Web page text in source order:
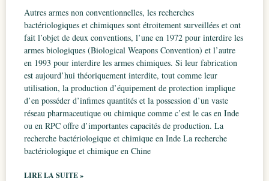
Autres armes non conventionnelles, les recherches
bactériologiques et chimiques sont étroitement surveillées et ont
fait l’objet de deux conventions, l’une en 1972 pour interdire les
armes biologiques (Biological Weapons Convention) et l’autre
en 1993 pour interdire les armes chimiques. Si leur fabrication
est aujourd’hui théoriquement interdite, tout comme leur
utilisation, la production d’équipement de protection implique
d’en posséder d’infimes quantités et la possession d’un vaste
réseau pharmaceutique ou chimique comme c’est le cas en Inde
ou en RPC offre d’importantes capacités de production. La
recherche bactériologique et chimique en Inde La recherche
bactériologique et chimique en Chine
LIRE LA SUITE »